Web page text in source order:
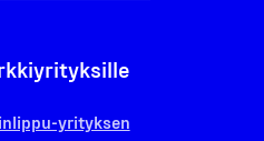
yrityksen